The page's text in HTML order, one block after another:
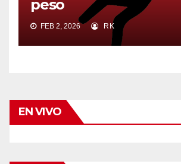
peso
FEB 2, 2026 RK
EN VIVO